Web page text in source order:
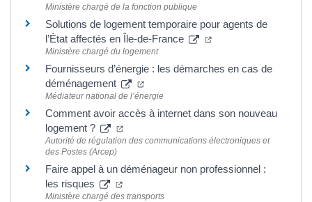
Ministère chargé de la fonction publique
Solutions de logement temporaire pour agents de
l’État affectés en Île-de-France
(ouverture dans un
Ministère chargé du logement
Fournisseurs d’énergie : les démarches en cas de
déménagement
(ouverture dans un nouvel onglet)
Médiateur national de l’énergie
Comment avoir accès à internet dans son nouveau
logement ?
(ouverture dans un nouvel onglet)
Autorité de régulation des communications électroniques et
des Postes (Arcep)
Faire appel à un déménageur non professionnel :
les risques
(ouverture dans un nouvel onglet)
Ministère chargé des transports